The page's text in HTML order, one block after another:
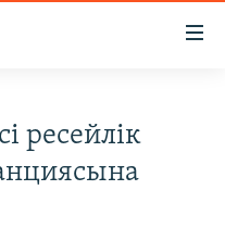
ресейлік